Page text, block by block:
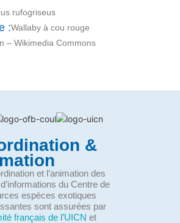
rufogriseus
:Wallaby à cou rouge
– Wikimedia Commons
&
et l’animation des
du Centre de
espèces exotiques
sont assurées par
français de l’UICN et